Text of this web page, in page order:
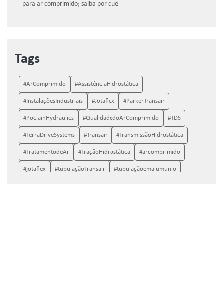
para ar comprimido; saiba por quê
Tags
#ArComprimido #AssistênciaHidrostática
#InstalaçõesIndustriais #Jotaflex #ParkerTransair
#PoclainHydraulics #QualidadedoArComprimido #TDS
#TerraDriveSystems #Transair #TransmissãoHidrostática
#TratamentodeAr #TraçãoHidrostática #arcomprimido
#jotaflex #tubulaçãoTransair #tubulaçãoemalumunio